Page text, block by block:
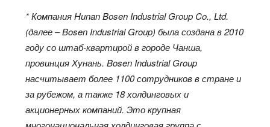
* Компания Hunan Bosen Industrial Group Co., Ltd.
(далее – Bosen Industrial Group) была создана в 2010
году со штаб-квартирой в городе Чанша,
провинция Хунань. Bosen Industrial Group
насчитывает более 1100 сотрудников в стране и
за рубежом, а также 18 холдинговых и
акционерных компаний. Это крупная